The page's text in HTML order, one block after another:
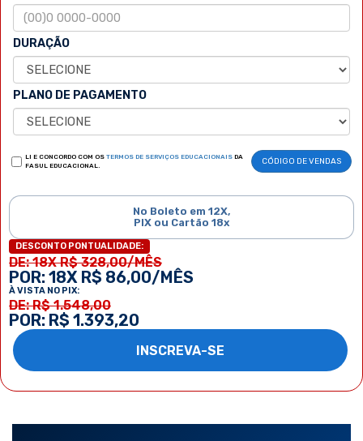
DURAÇÃO
PLANO DE PAGAMENTO
LI E CONCORDO COM OS TERMOS DE SERVIÇOS EDUCACIONAIS DA
FASUL EDUCACIONAL.
CÓDIGO DE VENDAS
No Boleto em 12X,
PIX ou Cartão 18x
DESCONTO PONTUALIDADE:
DE: 18X R$ 328,00/MÊS
POR: 18X R$ 86,00/MÊS
À VISTA NO PIX:
DE: R$ 1.548,00
POR: R$ 1.393,20
INSCREVA-SE